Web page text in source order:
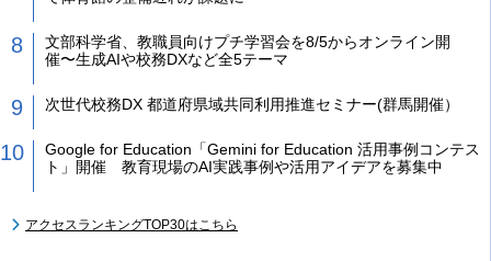
文部科学省、教職員向けプチ学習会を8/5からオンライン開
催〜生成AIや校務DXなど全5テーマ
次世代校務DX 都道府県域共同利用推進セミナー(群馬開催）
Google for Education「Gemini for Education 活用事例コンテス
ト」開催 教育現場のAI実践事例や活用アイデアを募集中
アクセスランキングTOP30はこちら